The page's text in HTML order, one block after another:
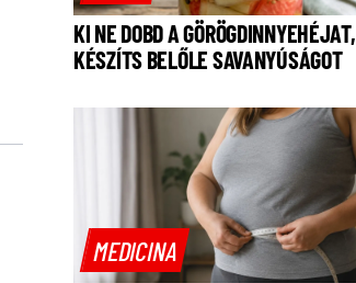
KI NE DOBD A GÖRÖGDINNYEHÉJAT,
KÉSZÍTS BELŐLE SAVANYÚSÁGOT
MEDICINA